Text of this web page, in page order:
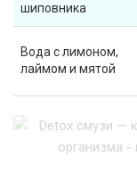
шиповника
Вода с лимоном,
лаймом и мятой